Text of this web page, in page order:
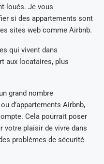
loués. Je vous
si des appartements sont
sites web comme Airbnb.
qui vivent dans
aux locataires, plus
grand nombre
d’appartements Airbnb,
Cela pourrait poser
votre plaisir de vivre dans
problèmes de sécurité